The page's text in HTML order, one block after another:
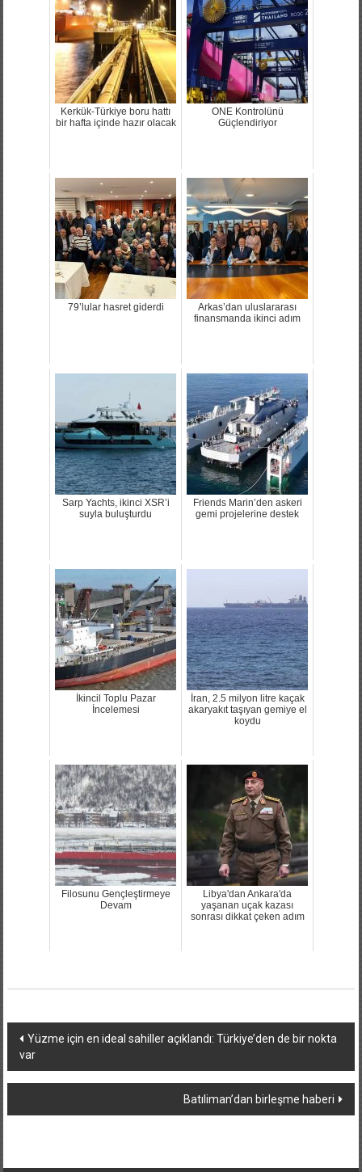
Kerkük-Türkiye boru hattı
bir hafta içinde hazır olacak
ONE Kontrolünü
Güçlendiriyor
79’lular hasret giderdi
Arkas’dan uluslararası
finansmanda ikinci adım
Sarp Yachts, ikinci XSR’i
suyla buluşturdu
Friends Marin’den askeri
gemi projelerine destek
İkincil Toplu Pazar
İncelemesi
İran, 2.5 milyon litre kaçak
akaryakıt taşıyan gemiye el
koydu
Filosunu Gençleştirmeye
Devam
Libya'dan Ankara'da
yaşanan uçak kazası
sonrası dikkat çeken adım
Yazı
dolaşımı
Yüzme için en ideal sahiller açıklandı: Türkiye’den de bir nokta
var
Batıliman’dan birleşme haberi